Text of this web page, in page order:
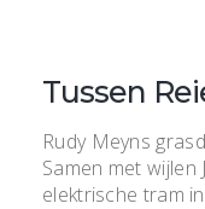
Tussen
Rudy Meyns
Samen met wijlen
elektrische tram